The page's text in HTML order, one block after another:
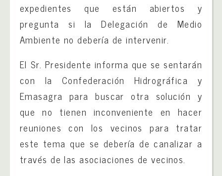
expedientes que están abiertos y
pregunta si la Delegación de Medio
Ambiente no debería de intervenir.
El Sr. Presidente informa que se sentarán
con la Confederación Hidrográfica y
Emasagra para buscar otra solución y
que no tienen inconveniente en hacer
reuniones con los vecinos para tratar
este tema que se debería de canalizar a
través de las asociaciones de vecinos.